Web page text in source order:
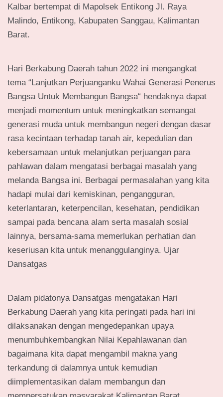
Kalbar bertempat di Mapolsek Entikong Jl. Raya
Malindo, Entikong, Kabupaten Sanggau, Kalimantan
Barat.
Hari Berkabung Daerah tahun 2022 ini mengangkat
tema “Lanjutkan Perjuanganku Wahai Generasi Penerus
Bangsa Untuk Membangun Bangsa“ hendaknya dapat
menjadi momentum untuk meningkatkan semangat
generasi muda untuk membangun negeri dengan dasar
rasa kecintaan terhadap tanah air, kepedulian dan
kebersamaan untuk melanjutkan perjuangan para
pahlawan dalam mengatasi berbagai masalah yang
melanda Bangsa ini. Berbagai permasalahan yang kita
hadapi mulai dari kemiskinan, pengangguran,
keterlantaran, keterpencilan, kesehatan, pendidikan
sampai pada bencana alam serta masalah sosial
lainnya, bersama-sama memerlukan perhatian dan
keseriusan kita untuk menanggulanginya. Ujar
Dansatgas
Dalam pidatonya Dansatgas mengatakan Hari
Berkabung Daerah yang kita peringati pada hari ini
dilaksanakan dengan mengedepankan upaya
menumbuhkembangkan Nilai Kepahlawanan dan
bagaimana kita dapat mengambil makna yang
terkandung di dalamnya untuk kemudian
diimplementasikan dalam membangun dan